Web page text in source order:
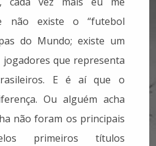
não existe o “futebol
do Mundo; existe um
que representa
E é aí que o
Ou alguém acha
não foram os principais
primeiros títulos